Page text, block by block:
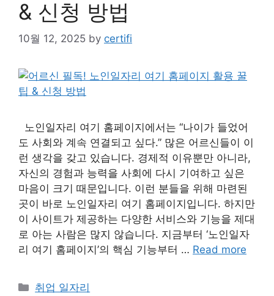
& 신청 방법
10월 12, 2025 by certifi
노인일자리 여기 홈페이지에서는 “나이가 들었어
도 사회와 계속 연결되고 싶다.” 많은 어르신들이 이
런 생각을 갖고 있습니다. 경제적 이유뿐만 아니라,
자신의 경험과 능력을 사회에 다시 기여하고 싶은
마음이 크기 때문입니다. 이런 분들을 위해 마련된
곳이 바로 노인일자리 여기 홈페이지입니다. 하지만
이 사이트가 제공하는 다양한 서비스와 기능을 제대
로 아는 사람은 많지 않습니다. 지금부터 ‘노인일자
리 여기 홈페이지’의 핵심 기능부터 … Read more
Categories
취업 일자리